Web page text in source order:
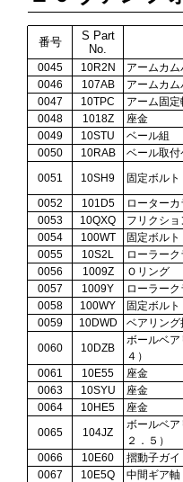
番号
S Part
No.
0045 10R2N アームカム
0046
107AB アームカム
0047
10TPC アーム固定
0048
1018Z 座金
0049
10STU ベール組
0050
10RAB ベール取付
0051
10SH9 固定ボルト
0052
101D5 ローターカ
0053
10QXQ フリクシ
0054
100WT 固定ボルト
0055
10S2L ローラーク
0056
1009Z Ｏリング
0057
1009Y ローラー
0058
100WY 固定ボルト
0059
10DWD ベアリング
0060
10DZB
ボールベ
４）
0061
10E55 座金
0063
10SYU 座金
0064
10HE5 座金
0065
104JZ
ボールベ
２．５）
0066
10E60 摺動子ガイ
0067
10E5Q 中間ギア軸